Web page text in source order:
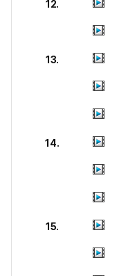
12.
13.
14.
15.